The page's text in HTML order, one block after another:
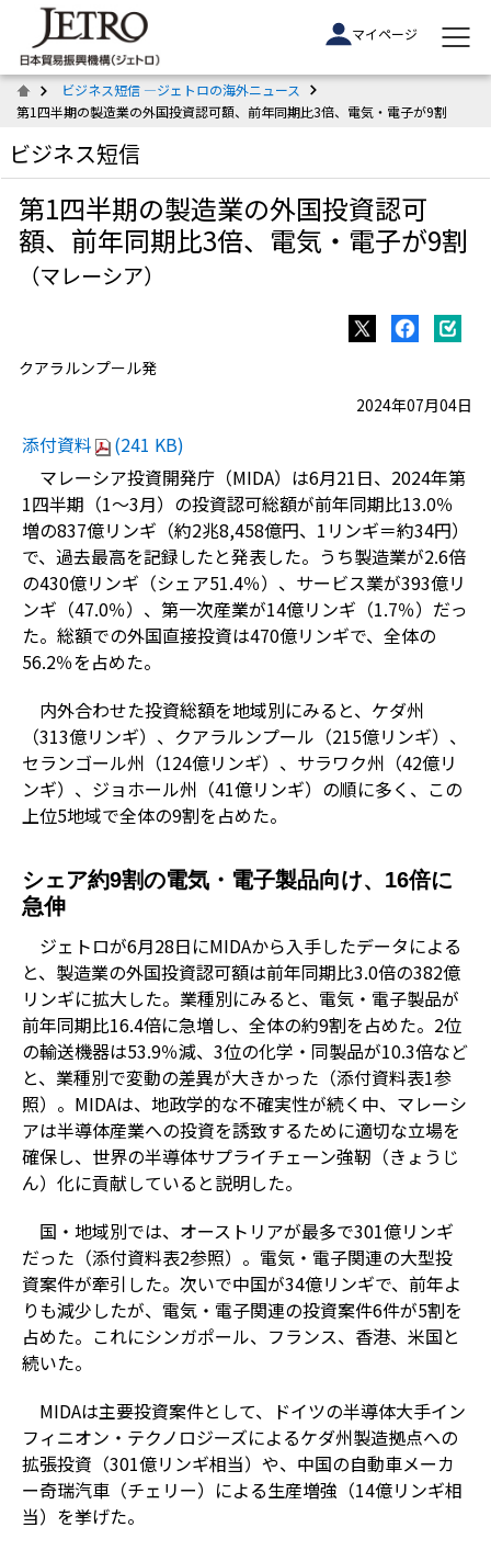
マイページ
ビジネス短信 ―ジェトロの海外ニュース
第1四半期の製造業の外国投資認可額、前年同期比3倍、電気・電子が9割
ビジネス短信
第1四半期の製造業の外国投資認可
額、前年同期比3倍、電気・電子が9割
（マレーシア）
クアラルンプール発
2024年07月04日
添付資料
(241 KB)
マレーシア投資開発庁（MIDA）は6月21日、2024年第
1四半期（1～3月）の投資認可総額が前年同期比13.0％
増の837億リンギ（約2兆8,458億円、1リンギ＝約34円）
で、過去最高を記録したと発表した。うち製造業が2.6倍
の430億リンギ（シェア51.4％）、サービス業が393億リ
ンギ（47.0％）、第一次産業が14億リンギ（1.7％）だっ
た。総額での外国直接投資は470億リンギで、全体の
56.2％を占めた。
内外合わせた投資総額を地域別にみると、ケダ州
（313億リンギ）、クアラルンプール（215億リンギ）、
セランゴール州（124億リンギ）、サラワク州（42億リ
ンギ）、ジョホール州（41億リンギ）の順に多く、この
上位5地域で全体の9割を占めた。
シェア約9割の電気・電子製品向け、16倍に
急伸
ジェトロが6月28日にMIDAから入手したデータによる
と、製造業の外国投資認可額は前年同期比3.0倍の382億
リンギに拡大した。業種別にみると、電気・電子製品が
前年同期比16.4倍に急増し、全体の約9割を占めた。2位
の輸送機器は53.9％減、3位の化学・同製品が10.3倍など
と、業種別で変動の差異が大きかった（添付資料表1参
照）。MIDAは、地政学的な不確実性が続く中、マレーシ
アは半導体産業への投資を誘致するために適切な立場を
確保し、世界の半導体サプライチェーン強靭（きょうじ
ん）化に貢献していると説明した。
国・地域別では、オーストリアが最多で301億リンギ
だった（添付資料表2参照）。電気・電子関連の大型投
資案件が牽引した。次いで中国が34億リンギで、前年よ
りも減少したが、電気・電子関連の投資案件6件が5割を
占めた。これにシンガポール、フランス、香港、米国と
続いた。
MIDAは主要投資案件として、ドイツの半導体大手イン
フィニオン・テクノロジーズによるケダ州製造拠点への
拡張投資（301億リンギ相当）や、中国の自動車メーカ
ー奇瑞汽車（チェリー）による生産増強（14億リンギ相
当）を挙げた。